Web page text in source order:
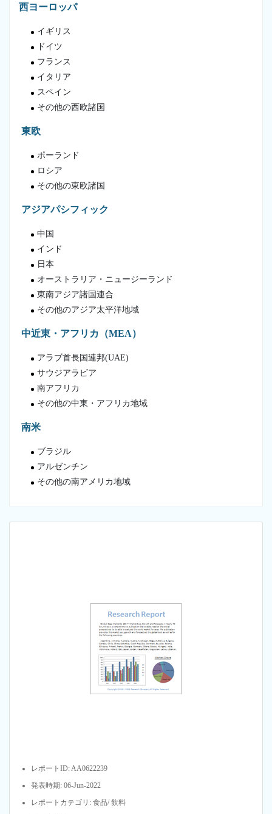
西ヨーロッパ
イギリス
ドイツ
フランス
イタリア
スペイン
その他の西欧諸国
東欧
ポーランド
ロシア
その他の東欧諸国
アジアパシフィック
中国
インド
日本
オーストラリア・ニュージーランド
東南アジア諸国連合
その他のアジア太平洋地域
中近東・アフリカ（MEA）
アラブ首長国連邦(UAE)
サウジアラビア
南アフリカ
その他の中東・アフリカ地域
南米
ブラジル
アルゼンチン
その他の南アメリカ地域
レポートID: AA0622239
発表時期: 06-Jun-2022
レポートカテゴリ: 食品/ 飲料